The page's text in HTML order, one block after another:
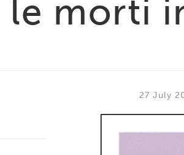
morti
27 July